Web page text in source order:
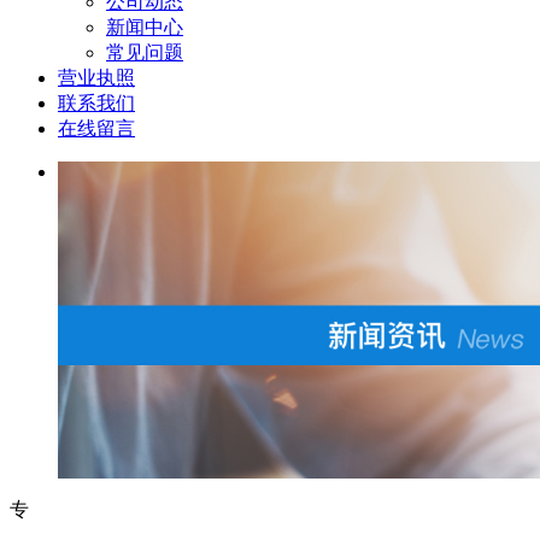
新闻中心
常见问题
营业执照
联系我们
在线留言
专